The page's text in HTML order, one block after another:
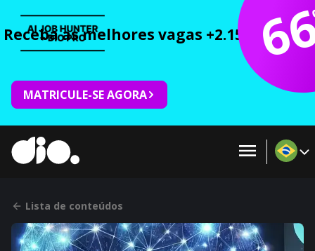
Receba as melhores vagas +2.150 cursos
MATRICULE-SE AGORA
Lista de conteúdos